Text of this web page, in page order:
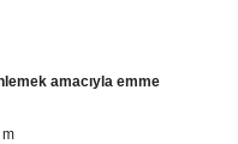
amacıyla emme